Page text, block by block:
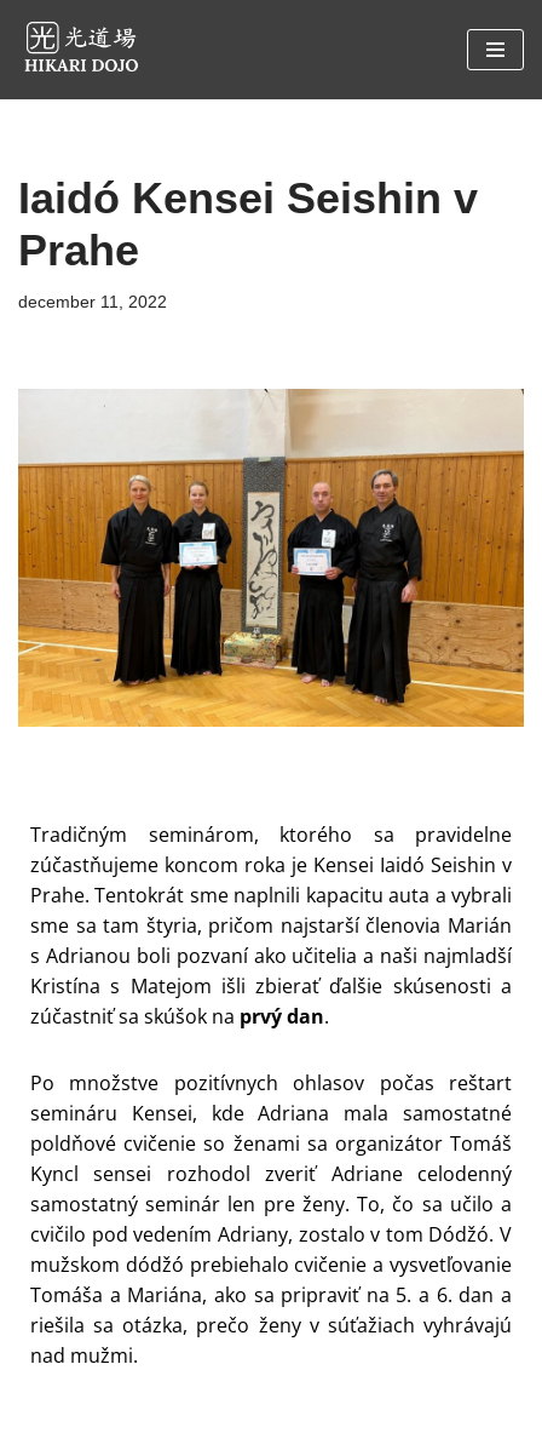
Preskočiť
na
Iaidó Kensei Seishin v
Prahe
december 11, 2022
Tradičným seminárom, ktorého sa pravidelne
zúčastňujeme koncom roka je Kensei Iaidó Seishin v
Prahe. Tentokrát sme naplnili kapacitu auta a vybrali
sme sa tam štyria, pričom najstarší členovia Marián
s Adrianou boli pozvaní ako učitelia a naši najmladší
Kristína s Matejom išli zbierať ďalšie skúsenosti a
zúčastniť sa skúšok na prvý dan.
Po množstve pozitívnych ohlasov počas reštart
semináru Kensei, kde Adriana mala samostatné
poldňové cvičenie so ženami sa organizátor Tomáš
Kyncl sensei rozhodol zveriť Adriane celodenný
samostatný seminár len pre ženy. To, čo sa učilo a
cvičilo pod vedením Adriany, zostalo v tom Dódžó. V
mužskom dódžó prebiehalo cvičenie a vysvetľovanie
Tomáša a Mariána, ako sa pripraviť na 5. a 6. dan a
riešila sa otázka, prečo ženy v súťažiach vyhrávajú
nad mužmi.